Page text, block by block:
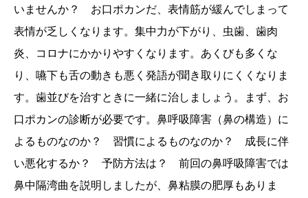
いませんか？ お口ポカンだ、表情筋が緩んでしまって
表情が乏しくなります。集中力が下がり、虫歯、歯肉
炎、コロナにかかりやすくなります。あくびも多くな
り、嚥下も舌の動きも悪く発語が聞き取りにくくなりま
す。歯並びを治すときに一緒に治しましょう。まず、お
口ポカンの診断が必要です。鼻呼吸障害（鼻の構造）に
よるものなのか？ 習慣によるものなのか？ 成長に伴
い悪化するか？ 予防方法は？ 前回の鼻呼吸障害では
鼻中隔湾曲を説明しましたが、鼻粘膜の肥厚もありま